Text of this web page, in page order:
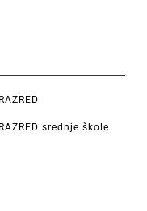
srednje škole